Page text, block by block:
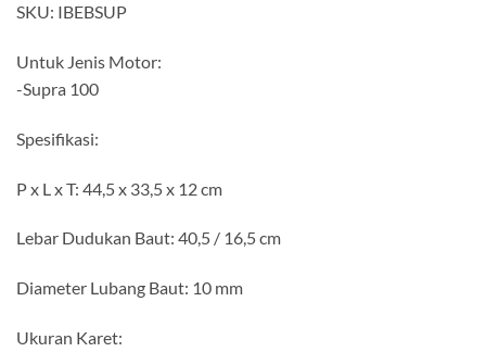
SKU: IBEBSUP
Untuk Jenis Motor:
-Supra 100
Spesifikasi:
P x L x T: 44,5 x 33,5 x 12 cm
Lebar Dudukan Baut: 40,5 / 16,5 cm
Diameter Lubang Baut: 10 mm
Ukuran Karet: